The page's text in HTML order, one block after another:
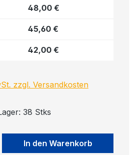
48,00 €
45,60 €
42,00 €
zzgl. Versandkosten
38 Stks
Gib den
In den Warenkorb